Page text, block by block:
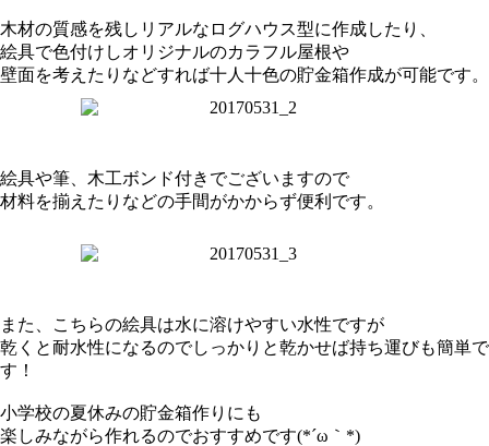
木材の質感を残しリアルなログハウス型に作成したり、
絵具で色付けしオリジナルのカラフル屋根や
壁面を考えたりなどすれば十人十色の貯金箱作成が可能です。
絵具や筆、木工ボンド付きでございますので
材料を揃えたりなどの手間がかからず便利です。
また、こちらの絵具は水に溶けやすい水性ですが
乾くと耐水性になるのでしっかりと乾かせば持ち運びも簡単で
す！
小学校の夏休みの貯金箱作りにも
楽しみながら作れるのでおすすめです(*´ω｀*)